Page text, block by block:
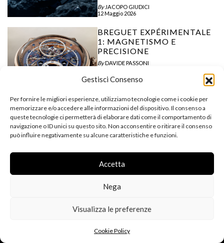
Gestisci Consenso
Per fornire le migliori esperienze, utilizziamo tecnologie come i cookie per
memorizzare e/o accedere alle informazioni del dispositivo. Il consenso a
queste tecnologie ci permetterà di elaborare dati come il comportamento di
navigazione o ID unici su questo sito. Non acconsentire o ritirare il consenso
può influire negativamente su alcune caratteristiche e funzioni.
Accetta
Nega
Visualizza le preferenze
Cookie Policy
By JACOPO GIUDICI
12 Maggio 2026
BREGUET EXPÉRIMENTALE
1: MAGNETISMO E
PRECISIONE
ByDAVIDE PASSONI
BELL&ROSS: BR-03 GMT
COMPASS
ByJACOPO GIUDICI
5 Novembre 2025